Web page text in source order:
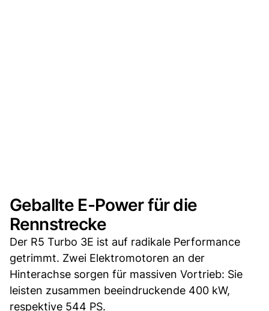
Geballte E-Power für die
Rennstrecke
Der R5 Turbo 3E ist auf radikale Performance
getrimmt. Zwei Elektromotoren an der
Hinterachse sorgen für massiven Vortrieb: Sie
leisten zusammen beeindruckende 400 kW,
respektive 544 PS.